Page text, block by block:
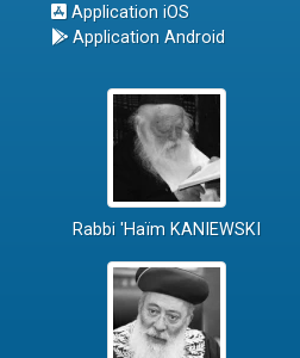
Application iOS
Application Android
Rabbi 'Haïm KANIEWSKI